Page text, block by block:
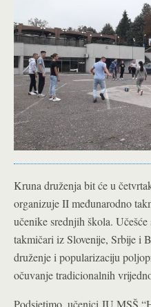
Kruna druženja bit će u
organizuje II međunarodno
učenike srednjih škola.
takmičari iz Slovenije, Srbije i
druženje i popularizaciju
očuvanje tradicionalnih
Podsjetimo, učenici JU MSŠ